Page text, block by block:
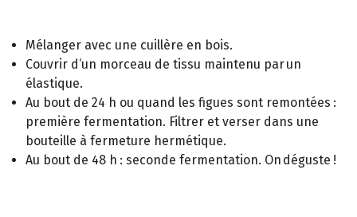
Mélanger avec une cuillère en bois.
Couvrir d‘un morceau de tissu maintenu par un
élastique.
Au bout de 24 h ou quand les figues sont remontées :
première fermentation. Filtrer et verser dans une
bouteille à fermeture hermétique.
Au bout de 48 h : seconde fermentation. On déguste !